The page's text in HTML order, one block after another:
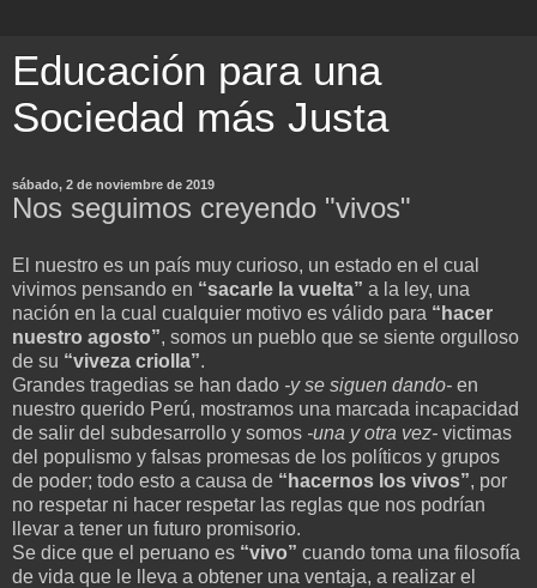
Educación para una
Sociedad más Justa
sábado, 2 de noviembre de 2019
Nos seguimos creyendo "vivos"
El nuestro es un país muy curioso, un estado en el cual
vivimos pensando en “sacarle la vuelta” a la ley, una
nación en la cual cualquier motivo es válido para “hacer
nuestro agosto”, somos un pueblo que se siente orgulloso
de su “viveza criolla”.
Grandes tragedias se han dado -y se siguen dando- en
nuestro querido Perú, mostramos una marcada incapacidad
de salir del subdesarrollo y somos -una y otra vez- victimas
del populismo y falsas promesas de los políticos y grupos
de poder; todo esto a causa de “hacernos los vivos”, por
no respetar ni hacer respetar las reglas que nos podrían
llevar a tener un futuro promisorio.
Se dice que el peruano es “vivo” cuando toma una filosofía
de vida que le lleva a obtener una ventaja, a realizar el